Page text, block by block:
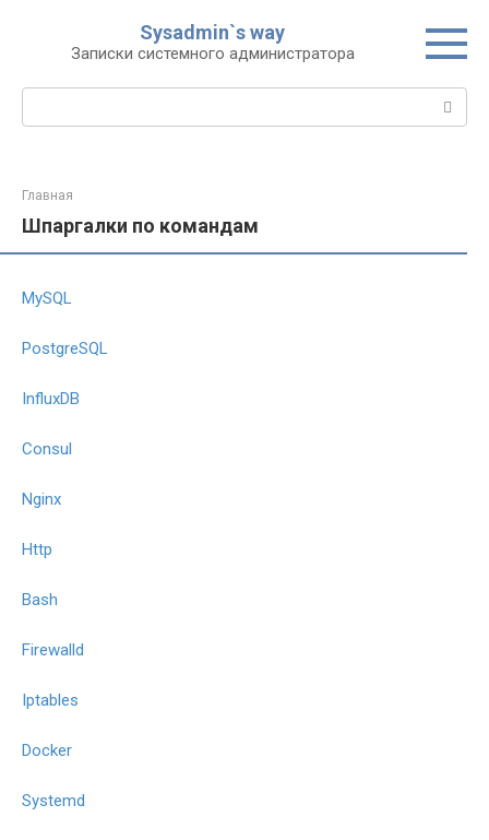
Sysadmin`s way
Записки системного администратора
Поиск:
Главная
Шпаргалки по командам
MySQL
PostgreSQL
InfluxDB
Consul
Nginx
Http
Bash
Firewalld
Iptables
Docker
Systemd